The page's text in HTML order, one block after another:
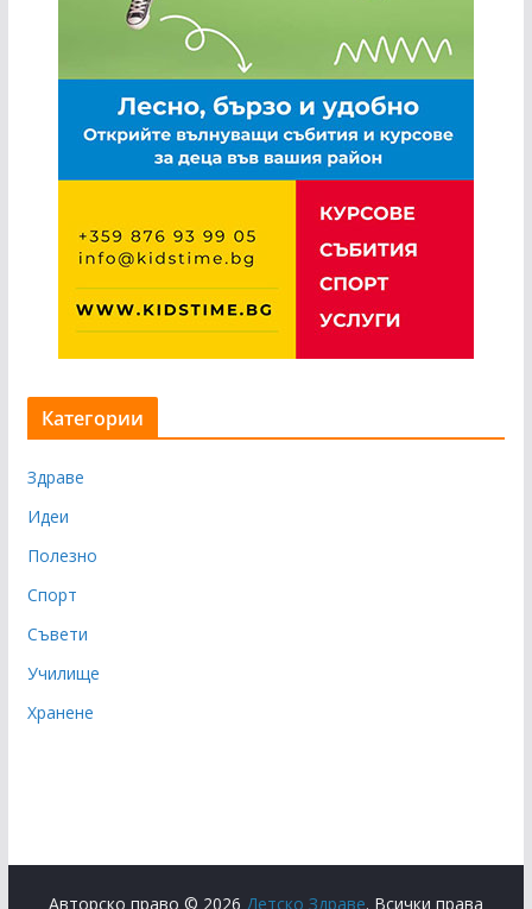
Категории
Здраве
Идеи
Полезно
Спорт
Съвети
Училище
Хранене
Авторско право © 2026 Детско Здраве. Всички права